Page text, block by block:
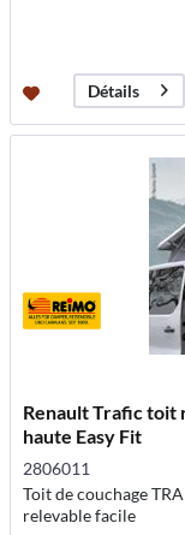
Détails
Renault Trafic toit
haute Easy Fit
2806011
Toit de couchage
relevable facile